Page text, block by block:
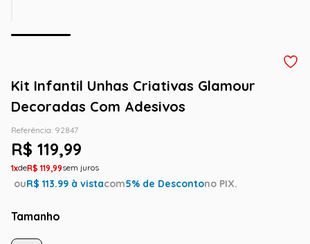
Kit Infantil Unhas Criativas Glamour
Decoradas Com Adesivos
Referência: 92847
R$ 119,99
1 R$ 119,99
ouR$ 113.99 à vistacom5% de Descontono PIX.
Tamanho